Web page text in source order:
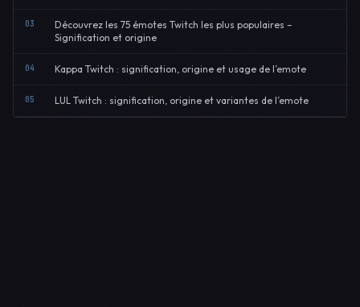
03
Découvrez les 75 émotes Twitch les plus populaires –
Signification et origine
04 Kappa Twitch : signification, origine et usage de l’emote
05 LUL Twitch : signification, origine et variantes de l’emote